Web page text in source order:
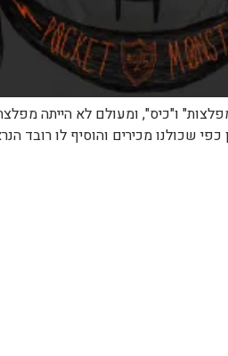
ו"כיס", ומעולם לא הייתה
שכולנו מכירים והוסיף לו רובד